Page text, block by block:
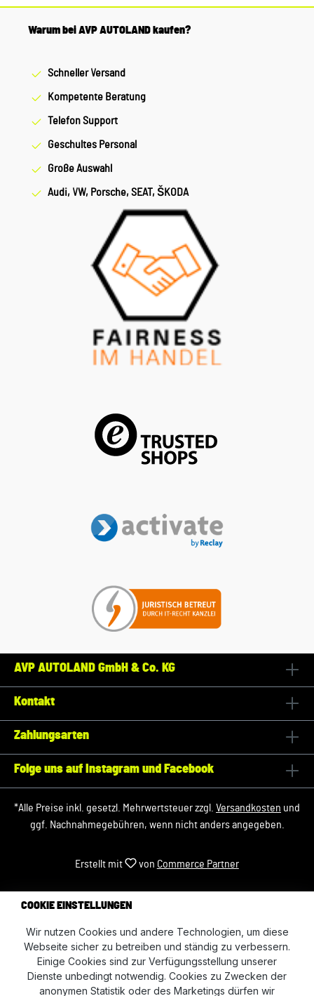
Warum bei AVP AUTOLAND kaufen?
Schneller Versand
Kompetente Beratung
Telefon Support
Geschultes Personal
Große Auswahl
Audi, VW, Porsche, SEAT, ŠKODA
AVP AUTOLAND GmbH & Co. KG
Kontakt
Zahlungsarten
Folge uns auf Instagram und Facebook
*Alle Preise inkl. gesetzl. Mehrwertsteuer zzgl. Versandkosten und
ggf. Nachnahmegebühren, wenn nicht anders angegeben.
Erstellt mit von Commerce Partner
COOKIE EINSTELLUNGEN
Wir nutzen Cookies und andere Technologien, um diese
Webseite sicher zu betreiben und ständig zu verbessern.
Einige Cookies sind zur Verfügungsstellung unserer
Dienste unbedingt notwendig. Cookies zu Zwecken der
anonymen Statistik oder des Marketings dürfen wir